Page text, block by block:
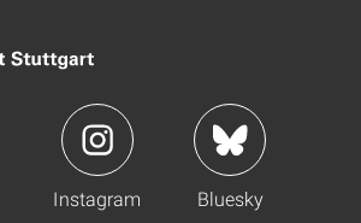
Instagram Bluesky